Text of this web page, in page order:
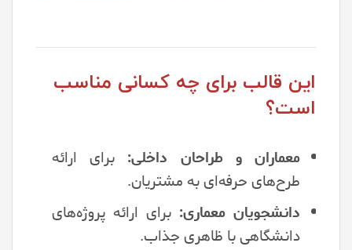
این قالب برای چه کسانی مناسب
است؟
معماران و طراحان داخلی: برای ارائه
طرح‌های حرفه‌ای به مشتریان.
دانشجویان معماری: برای ارائه پروژه‌های
دانشگاهی با ظاهری جذاب.